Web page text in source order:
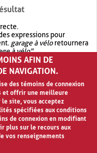
expressions pour
garage à véloretournera
à vélo".
avec OR.garage OR vélo
quegarage à vélo
AFIN DE
NAVIGATION.
des témoins de connexion
et offrir une meilleure
le site, vous acceptez
spécifiées aux conditions
de connexion en modifiant
plus sur le recours aux
vos renseignements